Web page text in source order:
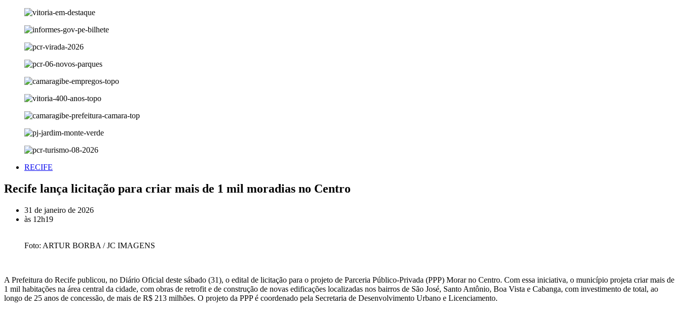
RECIFE
Recife lança licitação para criar mais de 1 mil moradias no Centro
31 de janeiro de 2026
às 12h19
Foto: ARTUR BORBA / JC IMAGENS
A Prefeitura do Recife publicou, no Diário Oficial deste sábado (31), o edital de licitação para o projeto de Parceria Público-Privada (PPP) Morar no Centro. Com essa iniciativa, o município projeta criar mais de
1 mil habitações na área central da cidade, com obras de retrofit e de construção de novas edificações localizadas nos bairros de São José, Santo Antônio, Boa Vista e Cabanga, com investimento de total, ao
longo de 25 anos de concessão, de mais de R$ 213 milhões. O projeto da PPP é coordenado pela Secretaria de Desenvolvimento Urbano e Licenciamento.